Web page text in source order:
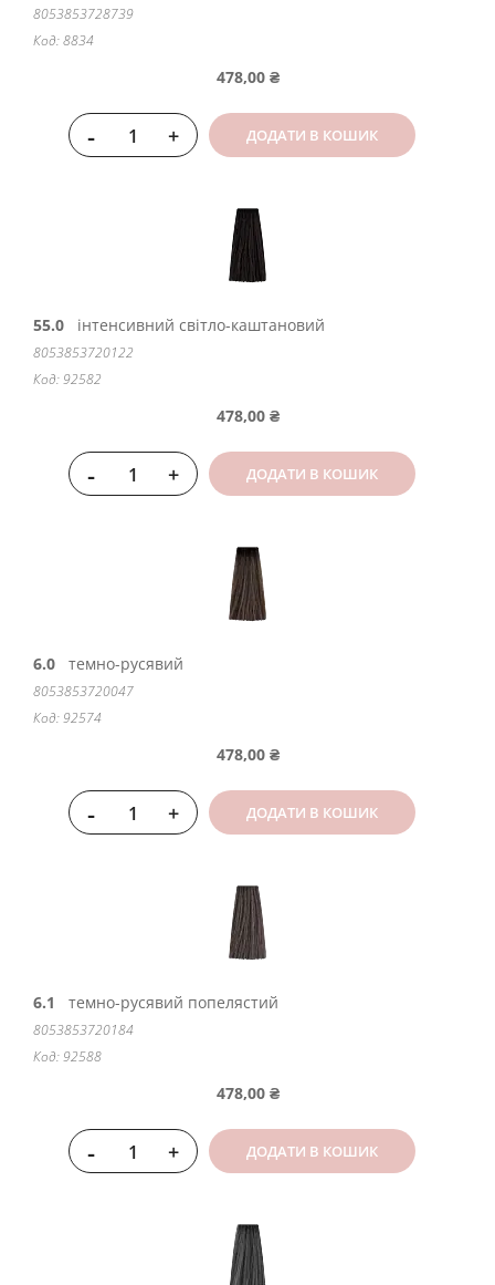
8053853728739
Код: 8834
478,00 ₴
- + ДОДАТИ В КОШИК
55.0 інтенсивний світло-каштановий
8053853720122
Код: 92582
478,00 ₴
- + ДОДАТИ В КОШИК
6.0 темно-русявий
8053853720047
Код: 92574
478,00 ₴
- + ДОДАТИ В КОШИК
6.1 темно-русявий попелястий
8053853720184
Код: 92588
478,00 ₴
- + ДОДАТИ В КОШИК